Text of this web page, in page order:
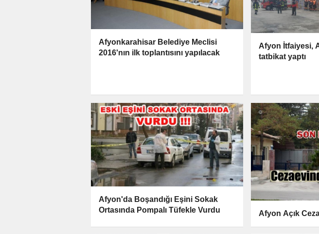
Afyonkarahisar Belediye Meclisi
2016'nın ilk toplantısını yapılacak
Afyon İtfaiyesi,
tatbikat yaptı
Afyon'da Boşandığı Eşini Sokak
Ortasında Pompalı Tüfekle Vurdu
Afyon Açık